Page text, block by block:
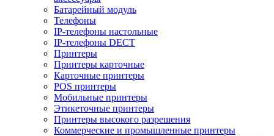
Батарейный модуль
Телефоны
IP-телефоны настольные
IP-телефоны DECT
Принтеры
Принтеры карточные
Карточные принтеры
POS принтеры
Мобильные принтеры
Этикеточные принтеры
Принтеры высокого разрешения
Коммерческие и промышленные принтеры